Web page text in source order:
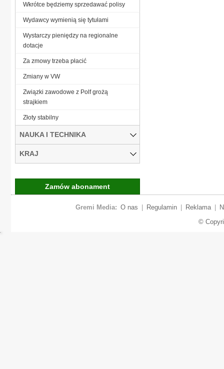
Wkrótce będziemy sprzedawać polisy
Wydawcy wymienią się tytułami
Wystarczy pieniędzy na regionalne
dotacje
Za zmowy trzeba płacić
Zmiany w VW
Związki zawodowe z Polf grożą
strajkiem
Złoty stabilny
NAUKA I TECHNIKA
KRAJ
Zamów abonament
Gremi Media: O nas Regulamin Reklama
©